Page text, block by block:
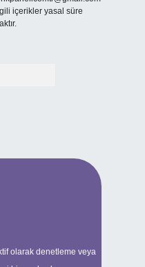
içerikler yasal süre
olarak denetleme veya